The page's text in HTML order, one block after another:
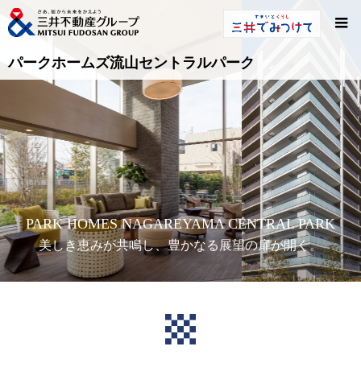
パークホームズ流山セントラルパーク
PARK HOMES NAGAREYAMA CENTRAL PARK
美しき恵みが共鳴し、豊かなる展望の扉が開く。